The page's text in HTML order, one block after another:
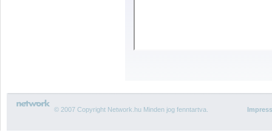
© 2007 Copyright Network.hu Minden jog fenntartva.